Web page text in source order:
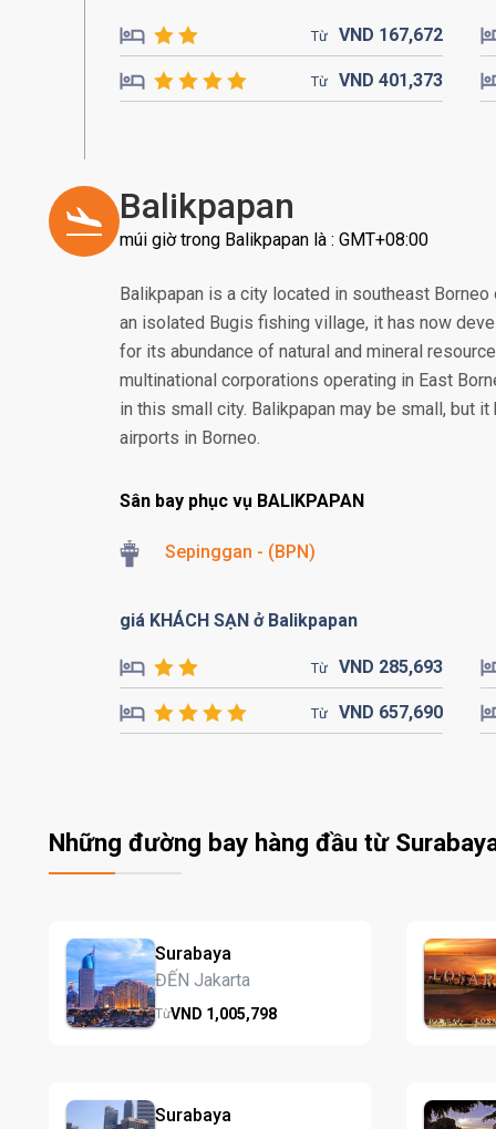
Từ VND 167,672
Từ VND 401,373
Balikpapan
múi giờ trong Balikpapan là : GMT+08:00
Balikpapan is a city located in southeast
an isolated Bugis fishing village, it has now
for its abundance of natural and mineral
multinational corporations operating in East
in this small city. Balikpapan may be small, but
airports in Borneo.
Sân bay phục vụ BALIKPAPAN
Sepinggan - (BPN)
giá KHÁCH SẠN ở Balikpapan
Từ VND 285,693
Từ VND 657,690
Những đường bay hàng đầu từ
Surabaya
ĐẾN Jakarta
TừVND 1,005,798
Surabaya